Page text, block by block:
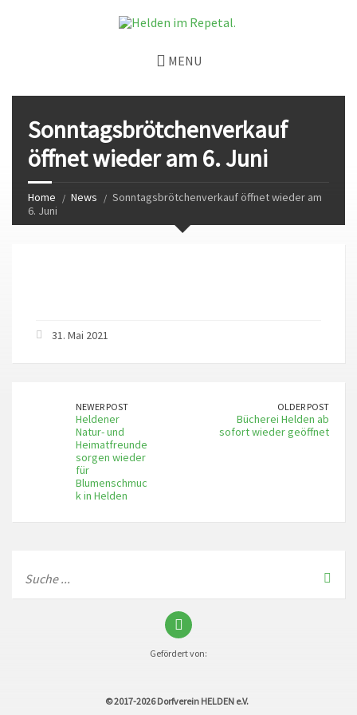
MENU
Sonntagsbrötchenverkauf
öffnet wieder am 6. Juni
Home News
Sonntagsbrötchenverkauf öffnet wieder am
6. Juni
31. Mai 2021
NEWER POST
Heldener
Natur- und
Heimatfreunde
sorgen wieder
für
Blumenschmuc
k in Helden
OLDER POST
Bücherei Helden ab
sofort wieder geöffnet
Gefördert von:
© 2017-2026Dorfverein HELDEN e.V.